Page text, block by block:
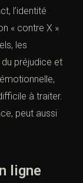
l’identité
« contre X »
les
préjudice et
à traiter.
peut aussi
ligne